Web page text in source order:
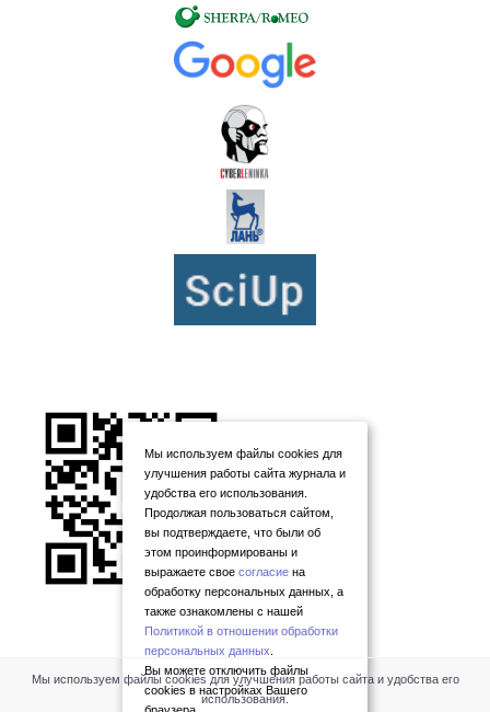
Мы используем файлы cookies для
улучшения работы сайта журнала и
удобства его использования.
Продолжая пользоваться сайтом,
вы подтверждаете, что были об
этом проинформированы и
выражаете свое согласие на
обработку персональных данных, а
также ознакомлены с нашей
Политикой в отношении обработки
персональных данных
Вы можете отключить файлы
cookies в настройках Вашего
Мы используем файлы cookies для улучшения работы сайта и удобства его
использования.